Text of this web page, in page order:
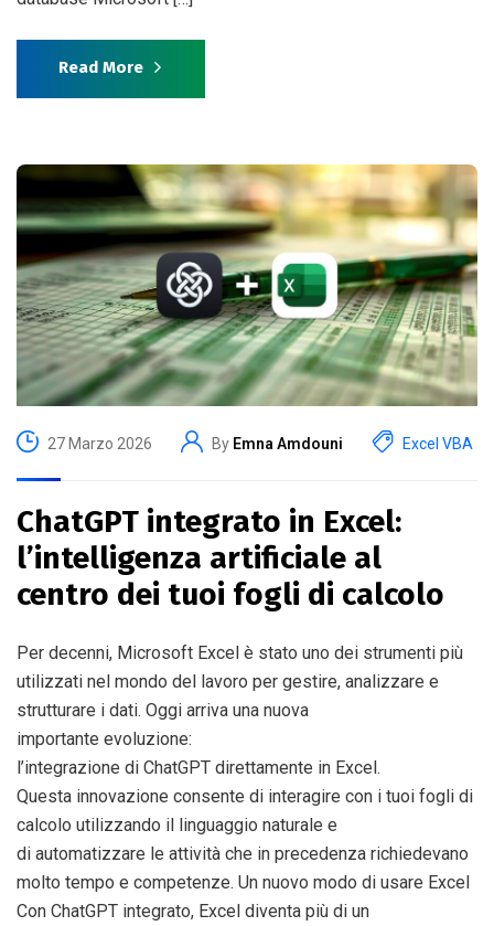
Read More
27 Marzo 2026 By Emna Amdouni Excel VBA
ChatGPT integrato in Excel:
l’intelligenza artificiale al
centro dei tuoi fogli di calcolo
Per decenni, Microsoft Excel è stato uno dei strumenti più
utilizzati nel mondo del lavoro per gestire, analizzare e
strutturare i dati. Oggi arriva una nuova
importante evoluzione:
l’integrazione di ChatGPT direttamente in Excel.
Questa innovazione consente di interagire con i tuoi fogli di
calcolo utilizzando il linguaggio naturale e
di automatizzare le attività che in precedenza richiedevano
molto tempo e competenze. Un nuovo modo di usare Excel
Con ChatGPT integrato, Excel diventa più di un